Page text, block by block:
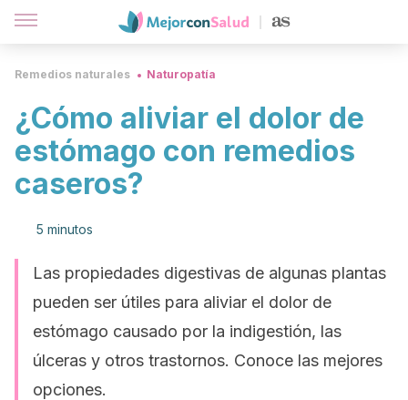
Remedios naturales Naturopatía
¿Cómo aliviar el dolor de
estómago con remedios
caseros?
5 minutos
Las propiedades digestivas de algunas plantas
pueden ser útiles para aliviar el dolor de
estómago causado por la indigestión, las
úlceras y otros trastornos. Conoce las mejores
opciones.